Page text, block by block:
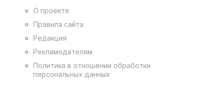
О проекте
Правила сайта
Редакция
Рекламодателям
Политика в отношении обработки
персональных данных